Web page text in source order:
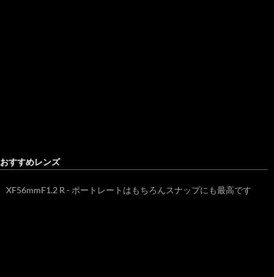
おすすめレンズ
XF56mmF1.2 R - ポートレートはもちろんスナップにも最高です